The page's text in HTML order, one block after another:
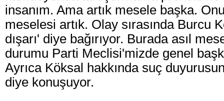
insanım. Ama artık mesele başka.
meselesi artık. Olay sırasında Burcu
dışarı' diye bağırıyor. Burada asıl
durumu Parti Meclisi'mizde genel
Ayrıca Köksal hakkında suç
diye konuşuyor.